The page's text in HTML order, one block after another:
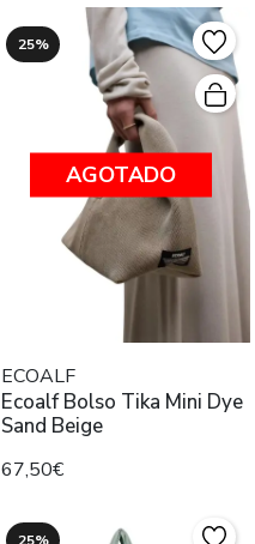
25%
AGOTADO
ECOALF
Ecoalf Bolso Tika Mini Dye
Sand Beige
67,50€